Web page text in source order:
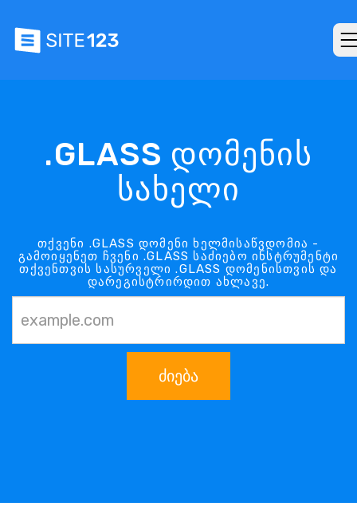
.GLASS დომენის
სახელი
თქვენი .GLASS დომენი ხელმისაწვდომია -
გამოიყენეთ ჩვენი .GLASS საძიებო ინსტრუმენტი
თქვენთვის სასურველი .GLASS დომენისთვის და
დარეგისტრირდით ახლავე.
ძიება